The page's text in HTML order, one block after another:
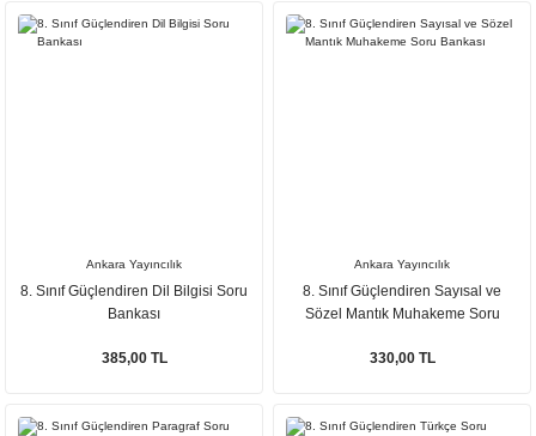
Ankara Yayıncılık
8. Sınıf Güçlendiren Dil Bilgisi Soru
Bankası
385,00 TL
Ankara Yayıncılık
8. Sınıf Güçlendiren Sayısal ve
Sözel Mantık Muhakeme Soru
330,00 TL